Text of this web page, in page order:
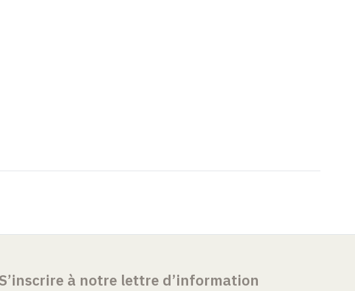
à notre lettre d’information